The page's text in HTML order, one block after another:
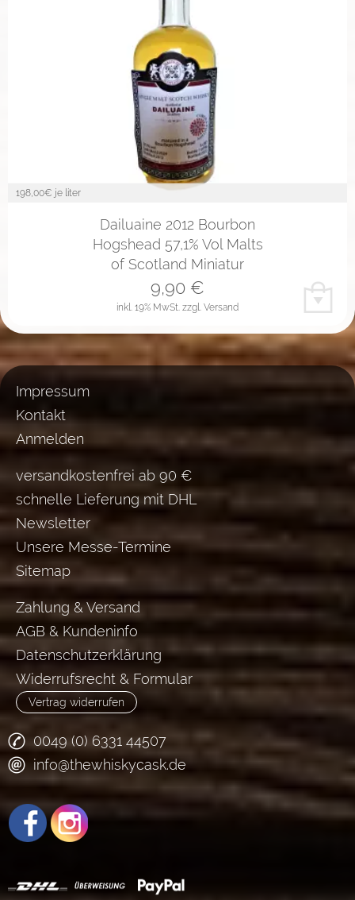
198,00€ je liter
Dailuaine 2012 Bourbon
Hogshead 57,1% Vol Malts
of Scotland Miniatur
inkl. 19% MwSt. zzgl. Versand
9,90 €
Impressum
Kontakt
Anmelden
versandkostenfrei ab 90 €
schnelle Lieferung mit DHL
Newsletter
Unsere Messe-Termine
Sitemap
Zahlung & Versand
AGB & Kundeninfo
Datenschutzerklärung
Widerrufsrecht & Formular
Vertrag widerrufen
0049 (0) 6331 44507
info@thewhiskycask.de